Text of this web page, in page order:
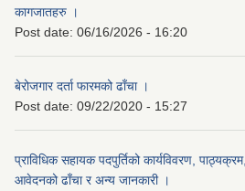
कागजातहरु ।
Post date: 06/16/2026 - 16:20
बेरोजगार दर्ता फारमको ढाँचा ।
Post date: 09/22/2020 - 15:27
प्राविधिक सहायक पदपुर्तिको कार्यविवरण, पाठ्यक्रम,
आवेदनको ढाँचा र अन्य जानकारी ।